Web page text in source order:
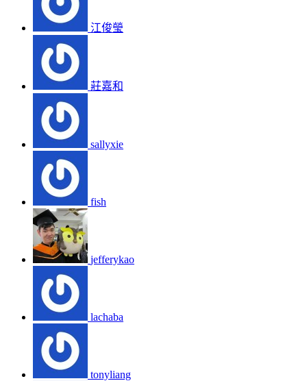
江俊瑩
莊嘉和
sallyxie
fish
jefferykao
lachaba
tonyliang